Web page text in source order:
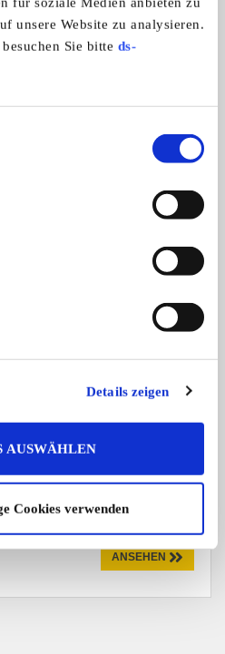
unsere Website zu analysieren.
Sie bitte ds-
Details zeigen
AUSWÄHLEN
Cookies verwenden
Privatverkauf
ANSEHEN